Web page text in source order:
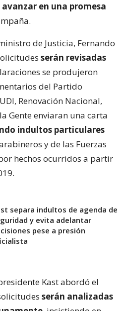
avanzar en una promesa
de Justicia, Fernando
serán revisadas
se produjeron
del Partido
Renovación Nacional,
Gente enviaran una carta
indultos particulares
y de las Fuerzas
hechos ocurridos a partir
separa indultos de agenda de
y evita adelantar
pese a presión
Kast abordó el
serán analizadas